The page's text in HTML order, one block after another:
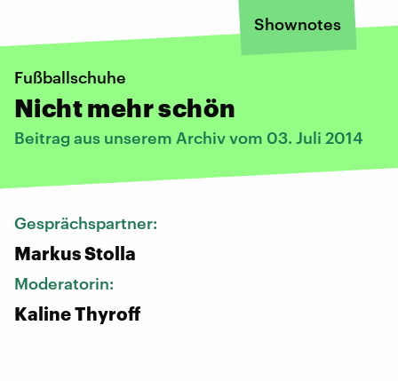
Shownotes
Fußballschuhe
Nicht mehr schön
Beitrag aus unserem Archiv vom 03. Juli 2014
Gesprächspartner:
Markus Stolla
Moderatorin:
Kaline Thyroff